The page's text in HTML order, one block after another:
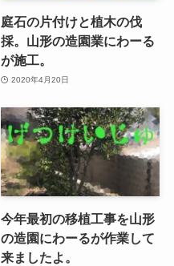
庭石の片付けと植木の伐
採。山形の造園業にわーる
が施工。
2020年4月20日
今年最初の移植工事を山形
の造園にわーるが作業して
来ましたよ。